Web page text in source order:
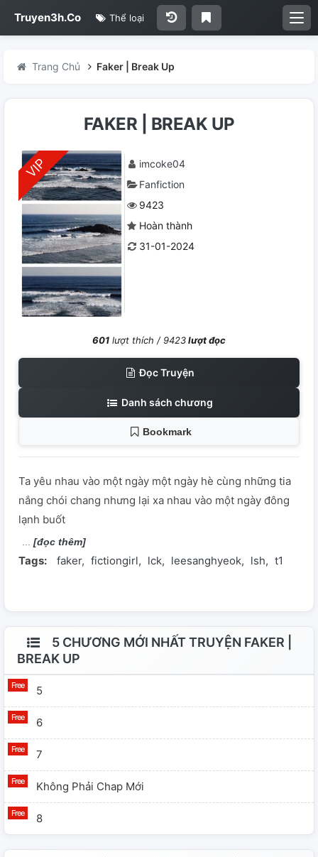
Truyen3h.Co Thể loại
Trang Chủ Faker | Break Up
FAKER | BREAK UP
imcoke04
Fanfiction
9423
Hoàn thành
31-01-2024
601 lượt thích /9423lượt đọc
Đọc Truyện
Danh sách chương
Bookmark
Ta yêu nhau vào một ngày một ngày hè cùng những tia
nắng chói chang nhưng lại xa nhau vào một ngày đông
lạnh buốt
[đọc thêm]
Tags: faker fictiongirl lck leesanghyeok lsh t1
5 CHƯƠNG MỚI NHẤT TRUYỆN FAKER |
BREAK UP
5
6
7
Không Phải Chap Mới
8